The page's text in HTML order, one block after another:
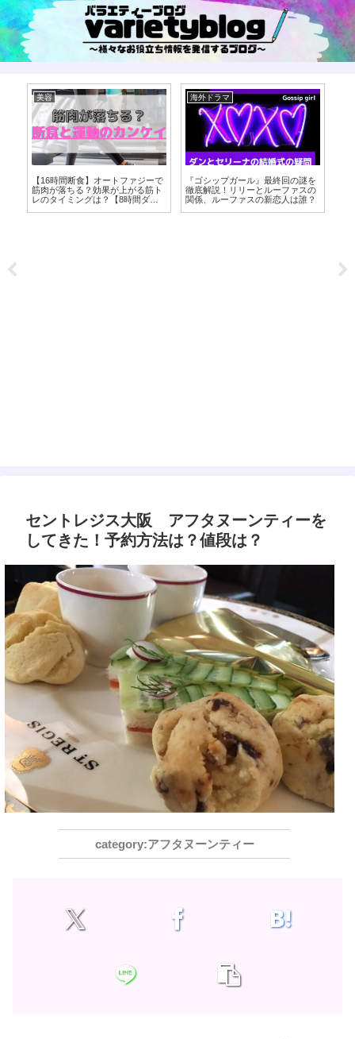
美容
【16時間断食】オートファジーで
筋肉が落ちる？効果が上がる筋ト
レのタイミングは？【8時間ダイ
海外ドラマ
『ゴシップガール』最終回の謎を
徹底解説！リリーとルーファスの
関係、ルーファスの新恋人は誰？
セントレジス大阪 アフタヌーンティーを
してきた！予約方法は？値段は？
アフタヌーンティー